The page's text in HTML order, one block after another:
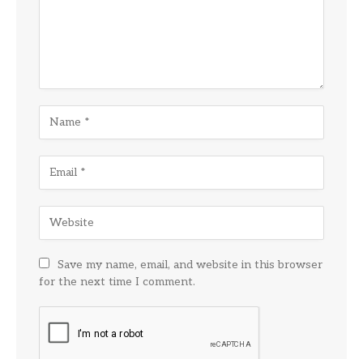
Save my name, email, and website in this browser
for the next time I comment.